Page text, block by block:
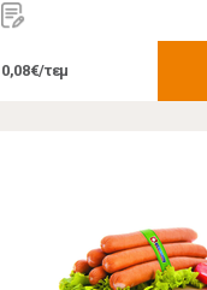
0,08€/τεμ